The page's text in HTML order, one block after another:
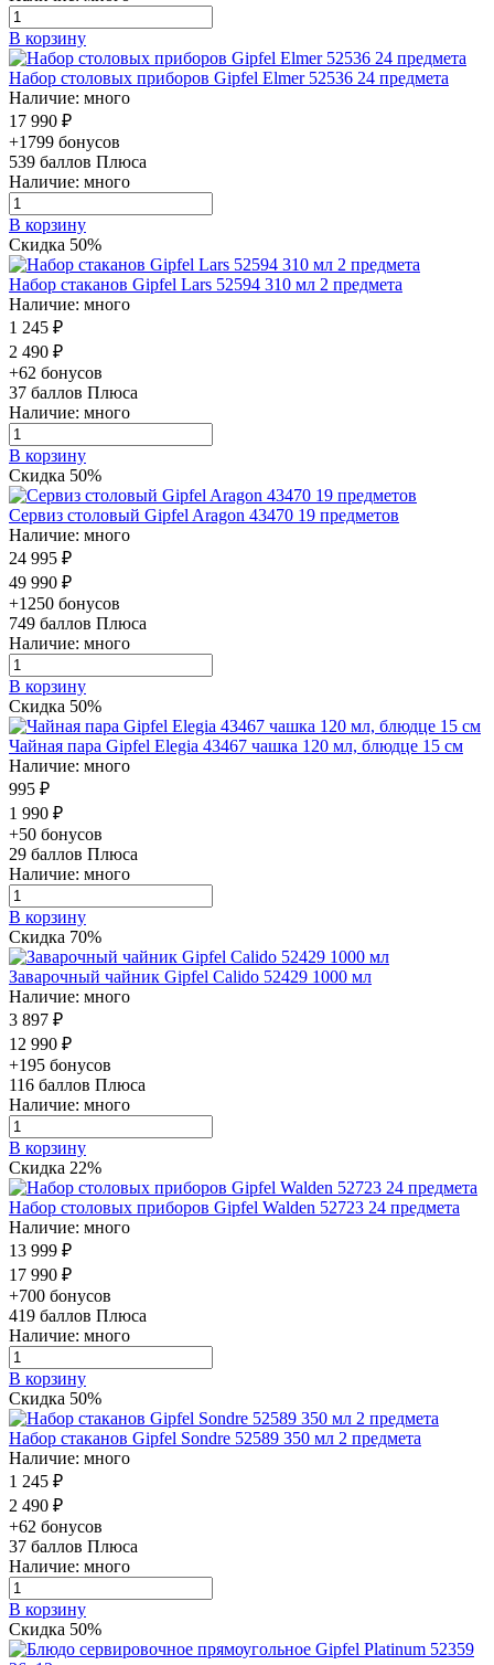
В корзину
Набор столовых приборов Gipfel Elmer 52536 24 предмета
Наличие: много
17 990 ₽
+1799 бонусов
539 баллов Плюса
Наличие: много
В корзину
Скидка 50%
Набор стаканов Gipfel Lars 52594 310 мл 2 предмета
Наличие: много
1 245 ₽
2 490 ₽
+62 бонусов
37 баллов Плюса
Наличие: много
В корзину
Скидка 50%
Сервиз столовый Gipfel Aragon 43470 19 предметов
Наличие: много
24 995 ₽
49 990 ₽
+1250 бонусов
749 баллов Плюса
Наличие: много
В корзину
Скидка 50%
Чайная пара Gipfel Elegia 43467 чашка 120 мл, блюдце 15 см
Наличие: много
995 ₽
1 990 ₽
+50 бонусов
29 баллов Плюса
Наличие: много
В корзину
Скидка 70%
Заварочный чайник Gipfel Calido 52429 1000 мл
Наличие: много
3 897 ₽
12 990 ₽
+195 бонусов
116 баллов Плюса
Наличие: много
В корзину
Скидка 22%
Набор столовых приборов Gipfel Walden 52723 24 предмета
Наличие: много
13 999 ₽
17 990 ₽
+700 бонусов
419 баллов Плюса
Наличие: много
В корзину
Скидка 50%
Набор стаканов Gipfel Sondre 52589 350 мл 2 предмета
Наличие: много
1 245 ₽
2 490 ₽
+62 бонусов
37 баллов Плюса
Наличие: много
В корзину
Скидка 50%